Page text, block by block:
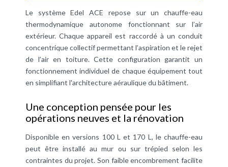
Le système Edel ACE repose sur un chauffe-eau
thermodynamique autonome fonctionnant sur l’air
extérieur. Chaque appareil est raccordé à un conduit
concentrique collectif permettant l’aspiration et le rejet
de l’air en toiture. Cette configuration garantit un
fonctionnement individuel de chaque équipement tout
en simplifiant l'architecture aéraulique du bâtiment.
Une conception pensée pour les
opérations neuves et la rénovation
Disponible en versions 100 L et 170 L, le chauffe-eau
peut être installé au mur ou sur trépied selon les
contraintes du projet. Son faible encombrement facilite